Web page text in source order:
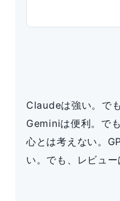
Claudeは強い。で
Geminiは便利。で
心とは考えない。
い。でも、レビュー